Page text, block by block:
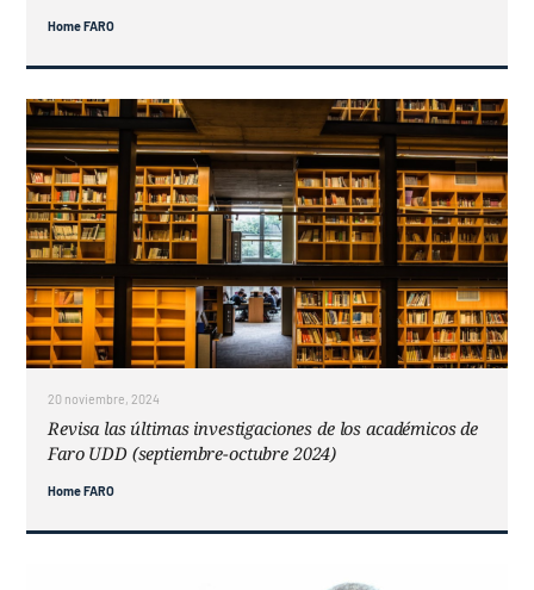
Home FARO
20 noviembre, 2024
Revisa las últimas investigaciones de los académicos de
Faro UDD (septiembre-octubre 2024)
Home FARO